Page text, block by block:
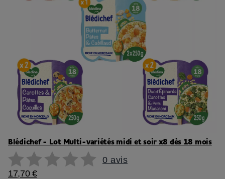
Blédichef - Lot Multi-variétés midi et soir x8 dès 18 mois
0 avis
17,70 €